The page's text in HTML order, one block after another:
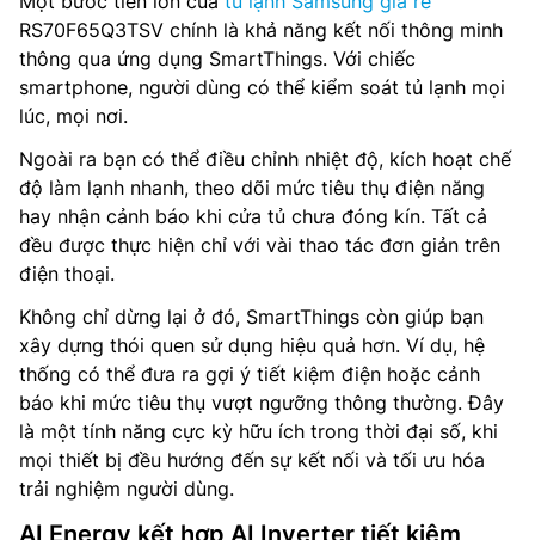
RS70F65Q3TSV chính là khả năng kết nối thông minh
thông qua ứng dụng SmartThings. Với chiếc
smartphone, người dùng có thể kiểm soát tủ lạnh mọi
lúc, mọi nơi.
Ngoài ra bạn có thể điều chỉnh nhiệt độ, kích hoạt chế
độ làm lạnh nhanh, theo dõi mức tiêu thụ điện năng
hay nhận cảnh báo khi cửa tủ chưa đóng kín. Tất cả
đều được thực hiện chỉ với vài thao tác đơn giản trên
điện thoại.
Không chỉ dừng lại ở đó, SmartThings còn giúp bạn
xây dựng thói quen sử dụng hiệu quả hơn. Ví dụ, hệ
thống có thể đưa ra gợi ý tiết kiệm điện hoặc cảnh
báo khi mức tiêu thụ vượt ngưỡng thông thường. Đây
là một tính năng cực kỳ hữu ích trong thời đại số, khi
mọi thiết bị đều hướng đến sự kết nối và tối ưu hóa
trải nghiệm người dùng.